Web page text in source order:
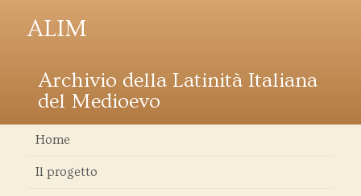
ALIM
Archivio della Latinità Italiana
del Medioevo
Home
Il progetto